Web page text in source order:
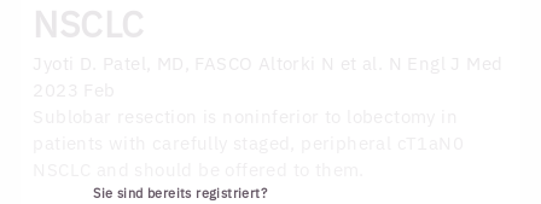
NSCLC
Sie sind bereits registriert?